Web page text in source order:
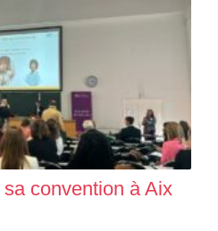
convention à Aix